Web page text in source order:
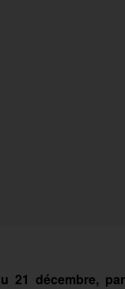
21 décembre,